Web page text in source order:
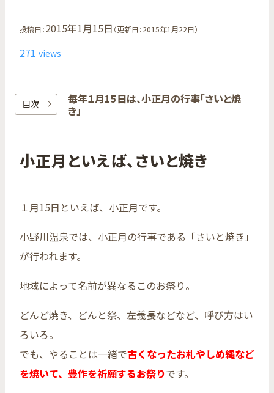
投稿日：2015年1月15日 （更新日：2015年1月22日）
271 views
目次
毎年​１月15日は、​小正月の​行事​「さいと​焼
き」
小正月といえば、さいと焼き
１月15日といえば、小正月です。
小野川温泉では、小正月の行事である「さいと焼き」
が行われます。
地域によって名前が異なるこのお祭り。
どんど焼き、どんと祭、左義長などなど、呼び方はい
ろいろ。
でも、やることは一緒で古くなったお札やしめ縄など
を焼いて、豊作を祈願するお祭りです。